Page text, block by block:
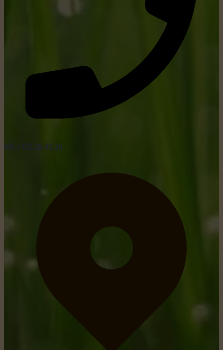
tel: +352 26 15 26